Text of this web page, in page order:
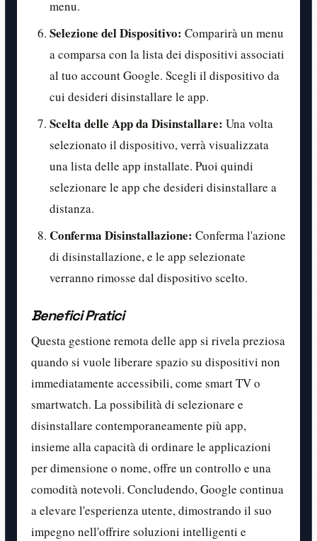
menu.
Selezione del Dispositivo: Comparirà un menu
a comparsa con la lista dei dispositivi associati
al tuo account Google. Scegli il dispositivo da
cui desideri disinstallare le app.
Scelta delle App da Disinstallare: Una volta
selezionato il dispositivo, verrà visualizzata
una lista delle app installate. Puoi quindi
selezionare le app che desideri disinstallare a
distanza.
Conferma Disinstallazione: Conferma l'azione
di disinstallazione, e le app selezionate
verranno rimosse dal dispositivo scelto.
Benefici Pratici
Questa gestione remota delle app si rivela preziosa
quando si vuole liberare spazio su dispositivi non
immediatamente accessibili, come smart TV o
smartwatch. La possibilità di selezionare e
disinstallare contemporaneamente più app,
insieme alla capacità di ordinare le applicazioni
per dimensione o nome, offre un controllo e una
comodità notevoli. Concludendo, Google continua
a elevare l'esperienza utente, dimostrando il suo
impegno nell'offrire soluzioni intelligenti e